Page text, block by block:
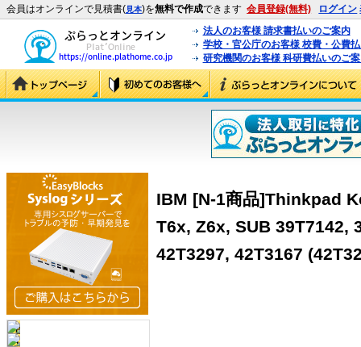
会員はオンラインで見積書(見本)を無料で作成できます 会員登録(無料) ログイン
法人のお客様 請求書払いのご案内
学校・官公庁のお客様 校費・公費
研究機関のお客様 科研費払いのご
IBM [N-1商品]Thinkpad
T6x, Z6x, SUB 39T7142,
42T3297, 42T3167